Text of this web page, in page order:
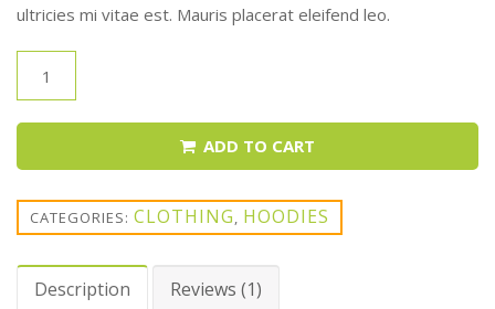
ultricies mi vitae est. Mauris placerat eleifend leo.
ADD TO CART
CATEGORIES: CLOTHING, HOODIES
Description Reviews (1)